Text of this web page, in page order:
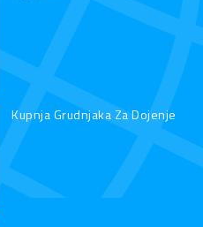
Kupnja Grudnjaka Za Dojenje